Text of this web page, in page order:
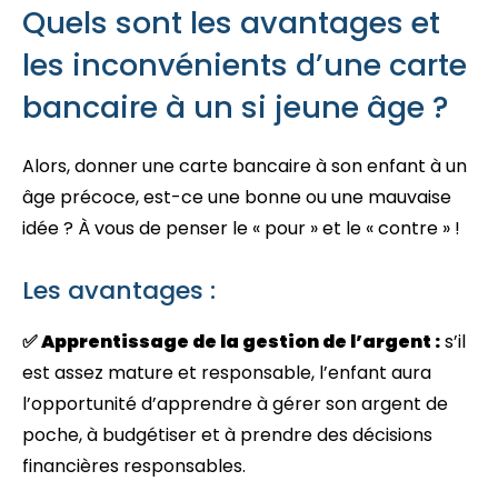
Quels sont les avantages et
les inconvénients d’une carte
bancaire à un si jeune âge ?
Alors, donner une carte bancaire à son enfant à un
âge précoce, est-ce une bonne ou une mauvaise
idée ? À vous de penser le « pour » et le « contre » !
Les avantages :
✅ Apprentissage de la gestion de l’argent :s’il
est assez mature et responsable, l’enfant aura
l’opportunité d’apprendre à gérer son argent de
poche, à budgétiser et à prendre des décisions
financières responsables.